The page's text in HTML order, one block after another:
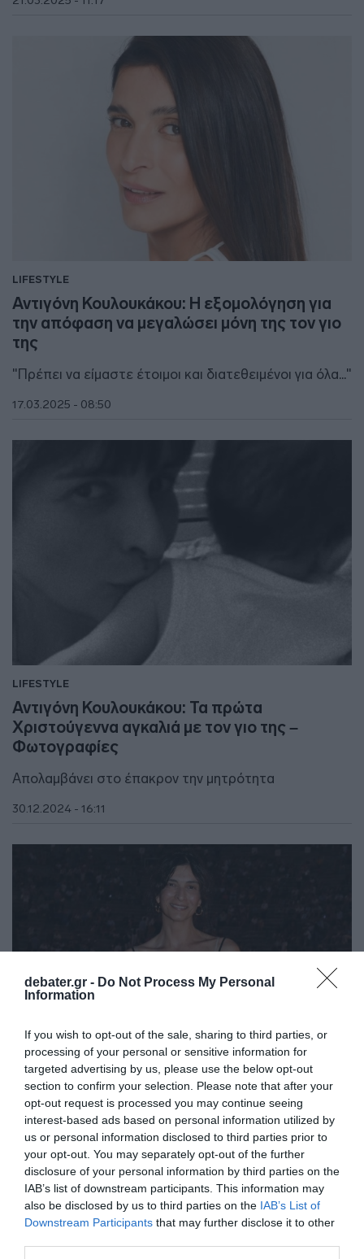
debater.gr - Do Not Process My Personal
Information
If you wish to opt-out of the sale, sharing to third parties, or
processing of your personal or sensitive information for
targeted advertising by us, please use the below opt-out
section to confirm your selection. Please note that after your
opt-out request is processed you may continue seeing
interest-based ads based on personal information utilized by
us or personal information disclosed to third parties prior to
your opt-out. You may separately opt-out of the further
disclosure of your personal information by third parties on the
IAB’s list of downstream participants. This information may
also be disclosed by us to third parties on the IAB’s List of
Downstream Participants that may further disclose it to other
LIFESTYLE
Αντιγόνη Κουλουκάκου: Η εξομολόγηση για
την απόφαση να μεγαλώσει μόνη της τον γιο
της
"Πρέπει να είμαστε έτοιμοι και διατεθειμένοι για όλα..."
17.03.2025 - 08:50
LIFESTYLE
Αντιγόνη Κουλουκάκου: Τα πρώτα
Χριστούγεννα αγκαλιά με τον γιο της –
Φωτογραφίες
Απολαμβάνει στο έπακρον την μητρότητα
30.12.2024 - 16:11
LIFESTYLE
Αντιγόνη Κουλουκάκου: Ποζάρει κρατώντας
στην αγκαλιά της τον 7,5 μηνών γιο της (pic)
Η ηθοποιός βιώνει την πιο όμορφη περίοδο της ζωής
της
04.11.2024 - 09:58